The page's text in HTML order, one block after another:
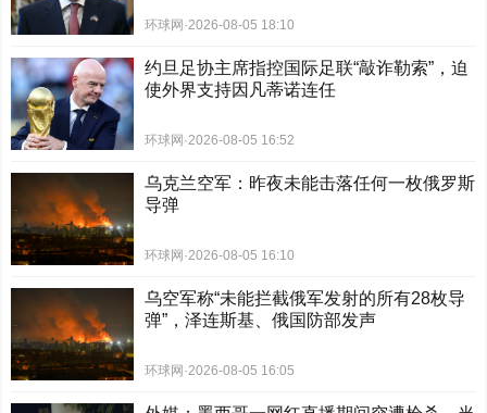
环球网 ·2026-08-05 18:10
约旦足协主席指控国际足联“敲诈勒索”，迫
使外界支持因凡蒂诺连任
环球网 ·2026-08-05 16:52
乌克兰空军：昨夜未能击落任何一枚俄罗斯
导弹
环球网 ·2026-08-05 16:10
乌空军称“未能拦截俄军发射的所有28枚导
弹”，泽连斯基、俄国防部发声
环球网 ·2026-08-05 16:05